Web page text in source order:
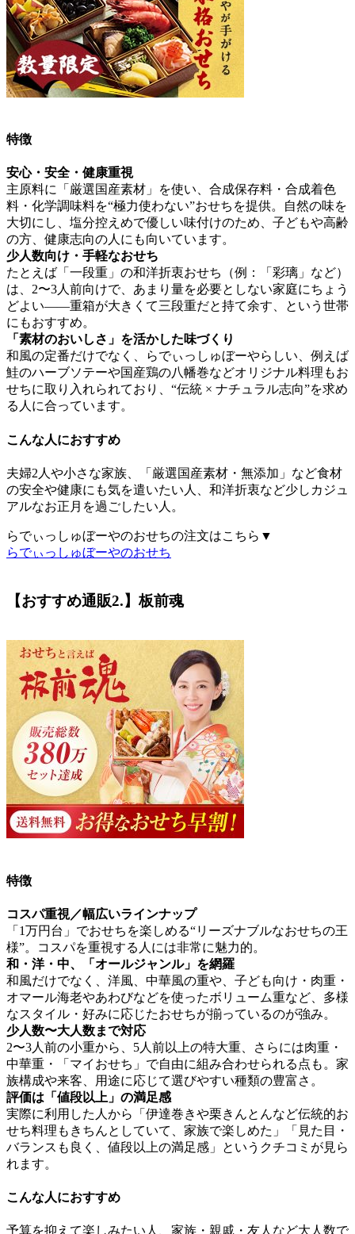
特徴
安心・安全・健康重視
主原料に「厳選国産素材」を使い、合成保存料・合成着色
料・化学調味料を“極力使わない”おせち を提供。自然の味を
大切にし、塩分控えめで優しい味付けのため、子どもや高齢
の方、健康志向の人にも向いています。
少人数向け・手軽なおせち
たとえば「一段重」の和洋折衷おせち（例：「彩璃」など）
は、2〜3人前向けで、あまり量を必要としない家庭にちょう
どよい――重箱が大きくて三段重だと持て余す、という世帯
にもおすすめ。
「素材のおいしさ」を活かした味づくり
和風の定番だけでなく、らでぃっしゅぼーやらしい、例えば
鮭のハーブソテーや国産鶏の八幡巻などオリジナル料理もお
せちに取り入れられており、 “伝統 × ナチュラル志向”を求め
る人に合っています。
こんな人におすすめ
夫婦2人や小さな家族、「厳選国産素材・無添加」など食材
の安全や健康にも気を遣いたい人、和洋折衷など少しカジュ
アルなお正月を過ごしたい人。
らでぃっしゅぼーやのおせちの注文はこちら▼
らでぃっしゅぼーやのおせち
【おすすめ通販2.】板前魂
特徴
コスパ重視／幅広いラインナップ
「1万円台」でおせちを楽しめる“リーズナブルなおせちの王
様”。
コスパを重視する人には非常に魅力的。
和・洋・中、「オールジャンル」を網羅
和風だけでなく、洋風、中華風の重や、子ども向け・肉重・
オマール海老やあわびなどを使ったボリューム重など、多様
なスタイル・好みに応じたおせちが揃っているのが強み。
少人数〜大人数まで対応
2〜3人前の小重から、5人前以上の特大重、さらには肉重・
中華重・「マイおせち」で自由に組み合わせられる点も。家
族構成や来客、用途に応じて選びやすい種類の豊富さ。
評価は「値段以上」の満足感
実際に利用した人から「伊達巻きや栗きんとんなど伝統的お
せち料理もきちんとしていて、家族で楽しめた」「見た目・
バランスも良く、値段以上の満足感」というクチコミが見ら
れます。
こんな人におすすめ
予算を抑えて楽しみたい人、家族・親戚・友人など大人数で